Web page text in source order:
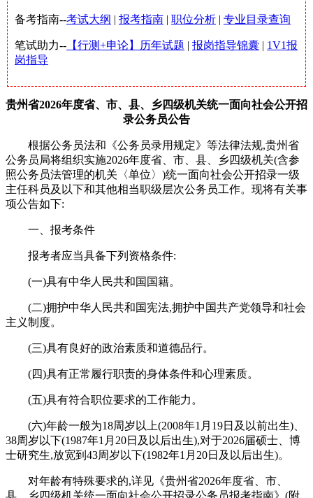
备考指南--考试大纲 | 报考指南 | 职位分析 | 专业目录查询
笔试助力-- 【行测+申论】历年试题 | 报岗指导锦囊 | 1V1报
岗指导
贵州省2026年度省、市、县、乡四级机关统一面向社会公开招
录公务员公告
根据公务员法和《公务员录用规定》等法律法规,贵州省
公务员局将组织实施2026年度省、市、县、乡四级机关(含参
照公务员法管理的机关〈单位〉)统一面向社会公开招录一级
主任科员及以下和其他相当职级层次公务员工作。现将有关事
项公告如下:
一、报考条件
报考者应当具备下列资格条件:
(一)具有中华人民共和国国籍。
(二)拥护中华人民共和国宪法,拥护中国共产党领导和社会
主义制度。
(三)具有良好的政治素质和道德品行。
(四)具有正常履行职责的身体条件和心理素质。
(五)具有符合职位要求的工作能力。
(六)年龄一般为18周岁以上(2008年1月19日及以前出生)、
38周岁以下(1987年1月20日及以后出生),对于2026届硕士、博
士研究生,放宽到43周岁以下(1982年1月20日及以后出生)。
对年龄有特殊要求的,详见《贵州省2026年度省、市、
县、乡四级机关统一面向社会公开招录公务员报考指南》(附